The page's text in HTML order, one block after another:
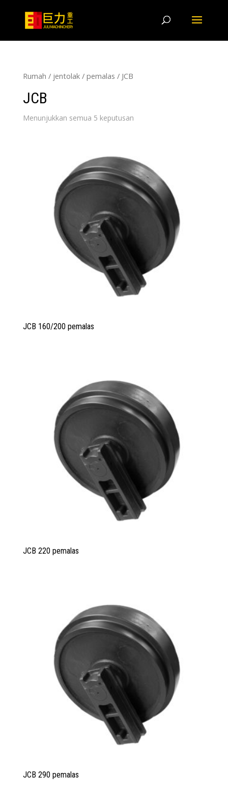
Rumah / jentolak/ pemalas / JCB
JCB
Menunjukkan semua 5 keputusan
JCB 160/200 pemalas
JCB 220 pemalas
JCB 290 pemalas